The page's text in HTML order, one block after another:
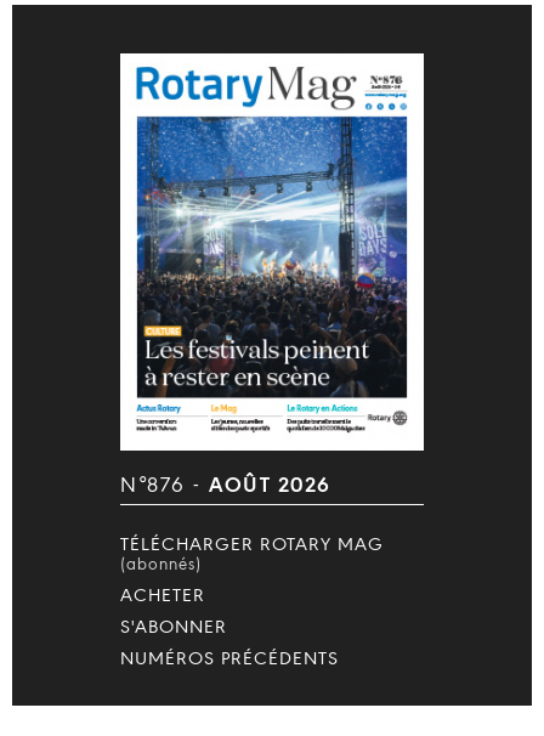
N°876 - AOÛT 2026
TÉLÉCHARGER ROTARY MAG
(abonnés)
ACHETER
S'ABONNER
NUMÉROS PRÉCÉDENTS